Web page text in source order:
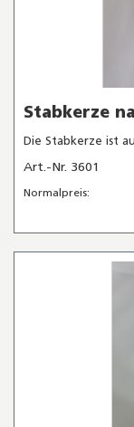
Stabkerze
Die Stabkerze ist
Art.-Nr. 3601
Normalpreis: